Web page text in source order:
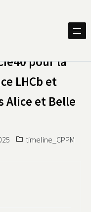
pour la
LHCb et
Alice et Belle
timeline_CPPM